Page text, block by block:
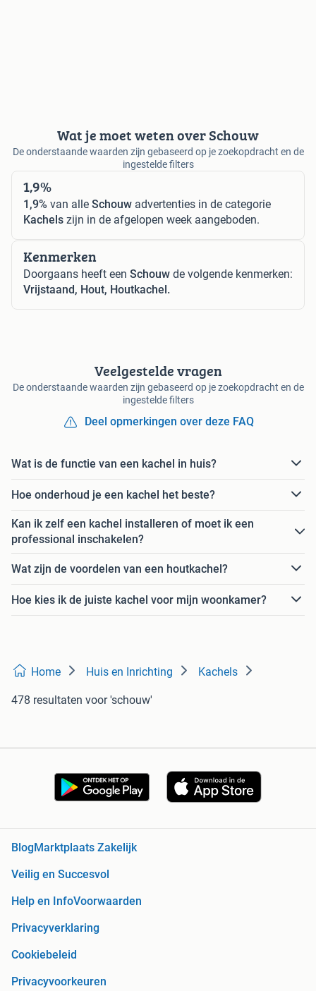
Wat je moet weten over Schouw
De onderstaande waarden zijn gebaseerd op je zoekopdracht en de
ingestelde filters
1,9%
1,9% van alle Schouw advertenties in de categorie
Kachels zijn in de afgelopen week aangeboden.
Kenmerken
Doorgaans heeft een Schouw de volgende kenmerken:
Vrijstaand, Hout, Houtkachel.
Veelgestelde vragen
De onderstaande waarden zijn gebaseerd op je zoekopdracht en de
ingestelde filters
Deel opmerkingen over deze FAQ
Wat is de functie van een kachel in huis?
Hoe onderhoud je een kachel het beste?
Kan ik zelf een kachel installeren of moet ik een
professional inschakelen?
Wat zijn de voordelen van een houtkachel?
Hoe kies ik de juiste kachel voor mijn woonkamer?
Home Huis en Inrichting Kachels
478 resultaten voor 'schouw'
Blog Marktplaats Zakelijk
Veilig en Succesvol
Help en InfoVoorwaarden
Privacyverklaring
Cookiebeleid
Privacyvoorkeuren